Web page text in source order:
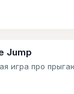
Jump
игра про